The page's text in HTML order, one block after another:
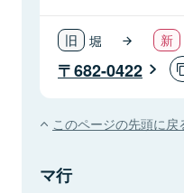
堀
682-0422
このページの先頭に戻
マ行